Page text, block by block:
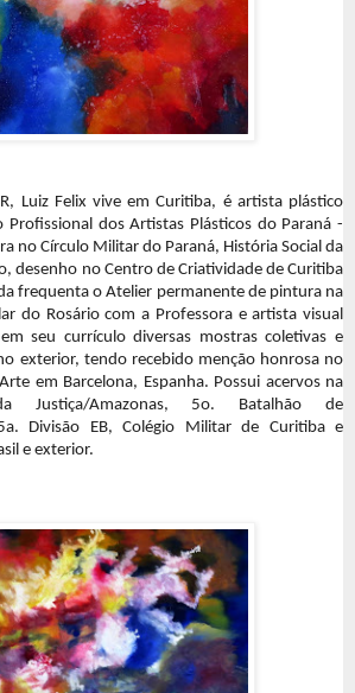
Luiz Felix vive em Curitiba, é artista plástico
Profissional dos Artistas Plásticos do Paraná -
no Círculo Militar do Paraná, História Social da
desenho no Centro de Criatividade de Curitiba
frequenta o Atelier permanente de pintura na
do Rosário com a Professora e artista visual
seu currículo diversas mostras coletivas e
exterior, tendo recebido menção honrosa no
em Barcelona, Espanha. Possui acervos na
da Justiça/Amazonas, 5o. Batalhão de
Divisão EB, Colégio Militar de Curitiba e
e exterior.